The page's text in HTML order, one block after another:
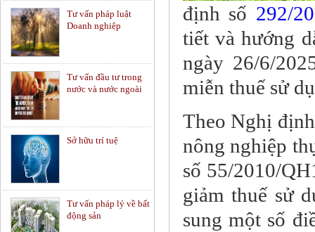
Tư vấn pháp luật
Doanh nghiệp
Tư vấn đầu tư trong
nước và nước ngoài
Sở hữu trí tuệ
Tư vấn pháp lý về bất
động sản
định số 292/
tiết và hướng
ngày 26/6/
miễn thuế sử
Theo Nghị
nông nghiệp
số 55/2010/
giảm thuế sử
sung một số